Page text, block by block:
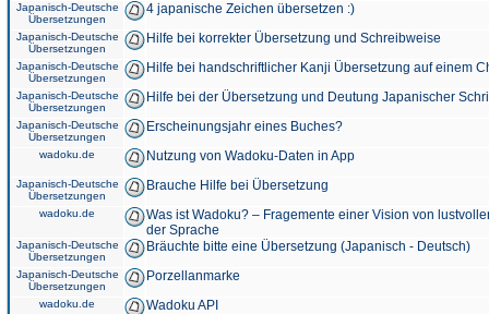
Japanisch-Deutsche
Übersetzungen
4 japanische Zeichen übersetzen :)
Japanisch-Deutsche
Übersetzungen
Hilfe bei korrekter Übersetzung und Schreibweise
Japanisch-Deutsche
Übersetzungen
Hilfe bei handschriftlicher Kanji Übersetzung auf einem
Japanisch-Deutsche
Übersetzungen
Hilfe bei der Übersetzung und Deutung Japanischer
Japanisch-Deutsche
Übersetzungen
Erscheinungsjahr eines Buches?
wadoku.de Nutzung von Wadoku-Daten in App
Japanisch-Deutsche
Übersetzungen
Brauche Hilfe bei Übersetzung
wadoku.de
Was ist Wadoku? – Fragemente einer Vision von
der Sprache
Japanisch-Deutsche
Übersetzungen
Bräuchte bitte eine Übersetzung (Japanisch - Deutsch)
Japanisch-Deutsche
Übersetzungen
Porzellanmarke
wadoku.de Wadoku API